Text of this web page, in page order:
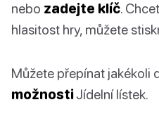
nebo zadejte klíč.
hlasitost hry, můžete
Můžete přepínat jakékoli
možnostiJídelní lístek.